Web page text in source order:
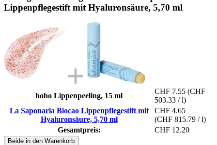
Lippenpflegestift mit Hyaluronsäure, 5,70 ml
boho Lippenpeeling, 15 ml
CHF 7.55 (CHF
503.33 / l)
La Saponaria Biocao Lippenpflegestift mit
Hyaluronsäure, 5,70 ml
CHF 4.65
(CHF 815.79 / l)
Gesamtpreis:
CHF 12.20
Beide in den Warenkorb